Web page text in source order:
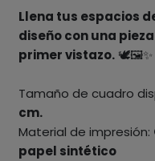
Llena tus espacios
diseño con una
primer vistazo.🕊️🖼️✨
Tamaño de cuadro
cm.
Material de impresión:
papel sintético